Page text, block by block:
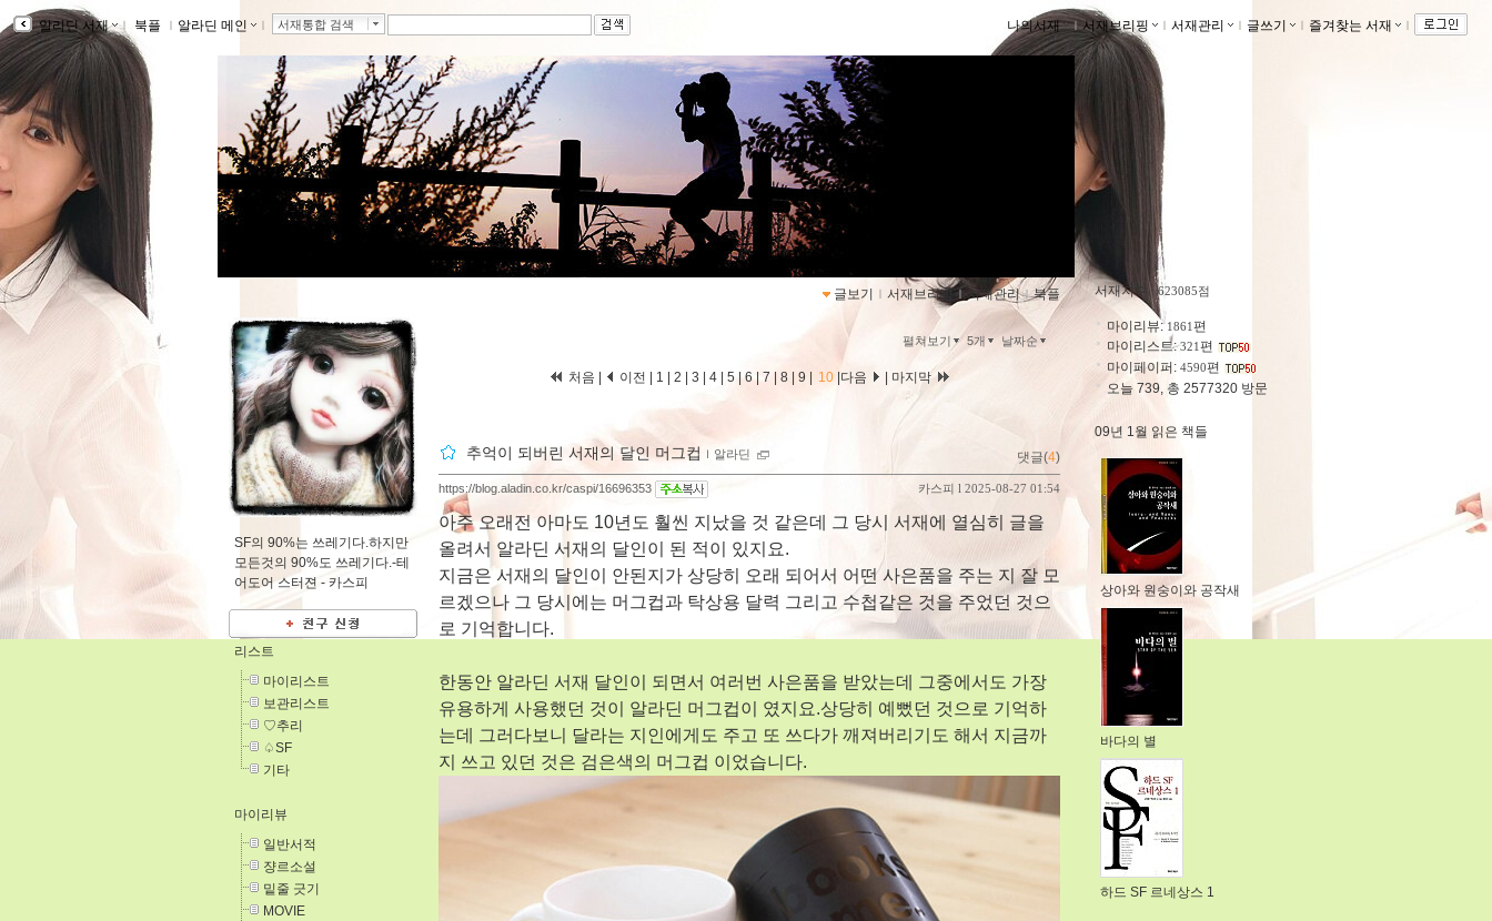
알라딘 서재 ｌ 북플 ｌ 알라딘 메인 ｌ 서재통합 검색 나의서재 ｌ서재브리핑 ｌ 서재관리 ｌ 글쓰기 ｌ 즐겨찾는 서재 ｌ
글보기 ｌ 서재브리핑 ｌ서재관리ｌ북플
SF의 90%는 쓰레기다.하지만
모든것의 90%도 쓰레기다.-테
어도어 스터젼 - 카스피
리스트
마이리스트
보관리스트
♡추리
♤SF
기타
마이리뷰
일반서적
쟝르소설
밑줄 긋기
MOVIE
펼쳐보기 5개 날짜순
처음 이전 1 2 3 4 5 6 7 8 9 10 다음 마지막
추억이 되버린 서재의 달인 머그컵 ｌ 알라딘 댓글(4)
카스피 l 2025-08-27 01:54
https://blog.aladin.co.kr/caspi/16696353
아주 오래전 아마도 10년도 훨씬 지났을 것 같은데 그 당시 서재에 열심히 글을
올려서 알라딘 서재의 달인이 된 적이 있지요.
지금은 서재의 달인이 안된지가 상당히 오래 되어서 어떤 사은품을 주는 지 잘 모
르겠으나 그 당시에는 머그컵과 탁상용 달력 그리고 수첩같은 것을 주었던 것으
로 기억합니다.
한동안 알라딘 서재 달인이 되면서 여러번 사은품을 받았는데 그중에서도 가장
유용하게 사용했던 것이 알라딘 머그컵이 였지요.상당히 예뻤던 것으로 기억하
는데 그러다보니 달라는 지인에게도 주고 또 쓰다가 깨져버리기도 해서 지금까
지 쓰고 있던 것은 검은색의 머그컵 이었습니다.
서재지수 : 623085점
마이리뷰: 1861편
마이리스트:321편
마이페이퍼: 4590편
오늘 739, 총 2577320 방문
09년 1월 읽은 책들
상아와 원숭이와 공작새
바다의 별
하드 SF 르네상스 1